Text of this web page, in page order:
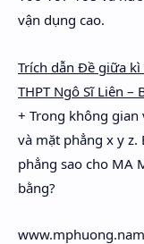
vận dụng cao.
Trích dẫn Đề giữa
THPT Ngô Sĩ Liên –
+ Trong không gian
và mặt phẳng x y
phẳng sao cho MA
bằng?